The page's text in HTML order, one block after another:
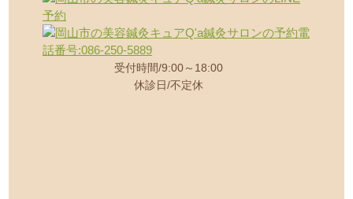
受付時間 9:00～18:00
休診日 不定休